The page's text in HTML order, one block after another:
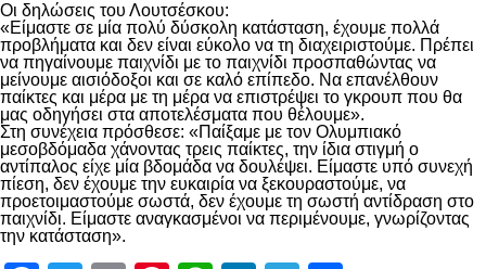
Οι δηλώσεις του Λουτσέσκου:
«Είμαστε σε μία πολύ δύσκολη κατάσταση, έχουμε πολλά
προβλήματα και δεν είναι εύκολο να τη διαχειριστούμε. Πρέπει
να πηγαίνουμε παιχνίδι με το παιχνίδι προσπαθώντας να
μείνουμε αισιόδοξοι και σε καλό επίπεδο. Να επανέλθουν
παίκτες και μέρα με τη μέρα να επιστρέψει το γκρουπ που θα
μας οδηγήσει στα αποτελέσματα που θέλουμε».
Στη συνέχεια πρόσθεσε: «Παίξαμε με τον Ολυμπιακό
μεσοβδόμαδα χάνοντας τρεις παίκτες, την ίδια στιγμή ο
αντίπαλος είχε μία βδομάδα να δουλέψει. Είμαστε υπό συνεχή
πίεση, δεν έχουμε την ευκαιρία να ξεκουραστούμε, να
προετοιμαστούμε σωστά, δεν έχουμε τη σωστή αντίδραση στο
παιχνίδι. Είμαστε αναγκασμένοι να περιμένουμε, γνωρίζοντας
την κατάσταση».